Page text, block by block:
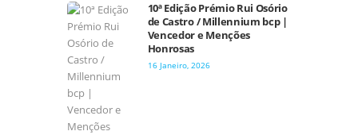
10ª Edição Prémio Rui Osório
de Castro / Millennium bcp |
Vencedor e Menções
Honrosas
16 Janeiro, 2026